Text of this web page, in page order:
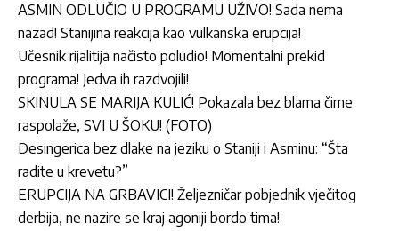
ASMIN ODLUČIO U PROGRAMU UŽIVO! Sada nema
nazad! Stanijina reakcija kao vulkanska erupcija!
Učesnik rijalitija načisto poludio! Momentalni prekid
programa! Jedva ih razdvojili!
SKINULA SE MARIJA KULIĆ! Pokazala bez blama čime
raspolaže, SVI U ŠOKU! (FOTO)
Desingerica bez dlake na jeziku o Staniji i Asminu: “Šta
radite u krevetu?”
ERUPCIJA NA GRBAVICI! Željezničar pobjednik vječitog
derbija, ne nazire se kraj agoniji bordo tima!